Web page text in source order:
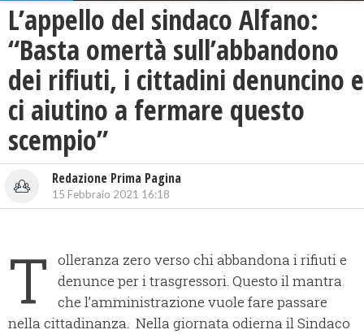
L’appello del sindaco Alfano:
“Basta omertà sull’abbandono
dei rifiuti, i cittadini denuncino e
ci aiutino a fermare questo
scempio”
Redazione Prima Pagina
15 Febbraio 2021 16:18
T
olleranza zero verso chi abbandona i rifiuti e
denunce per i trasgressori. Questo il mantra
che l’amministrazione vuole fare passare
nella cittadinanza. Nella giornata odierna il Sindaco